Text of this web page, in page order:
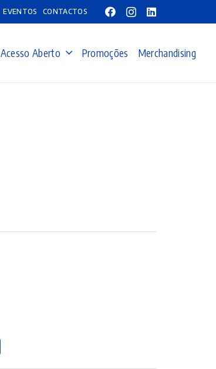
EVENTOS CONTACTOS
Acesso Aberto Promoções Merchandising